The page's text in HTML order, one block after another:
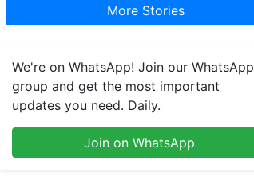
More Stories
We're on WhatsApp! Join our WhatsApp
group and get the most important
updates you need. Daily.
Join on WhatsApp